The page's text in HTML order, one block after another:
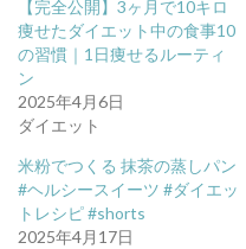
【完全公開】3ヶ月で10キロ
痩せたダイエット中の食事10
の習慣｜1日痩せるルーティ
ン
2025年4月6日
ダイエット
米粉でつくる 抹茶の蒸しパン
#ヘルシースイーツ #ダイエッ
トレシピ #shorts
2025年4月17日